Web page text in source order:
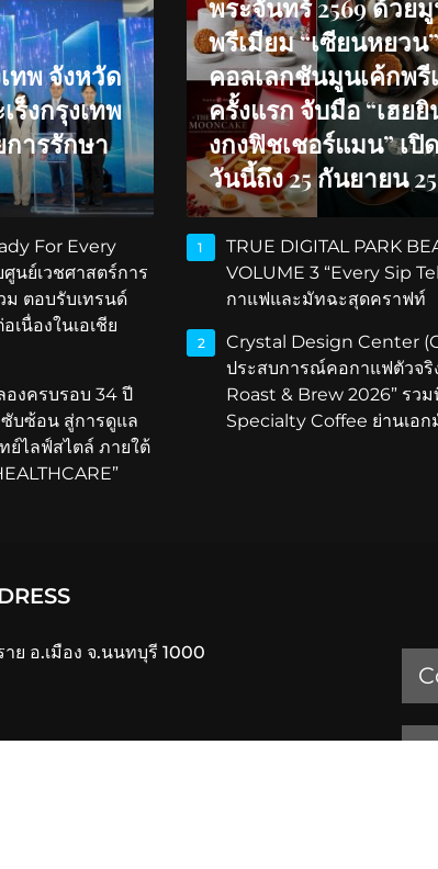
ทพ จังหวัด
ร็งกรุงเทพ
การรักษา
For Every
นย์เวชศาสตร์การ
ตอบรับเทรนด์
นื่องในเอเชีย
องครบรอบ 34 ปี
บซ้อน สู่การดูแล
ย์ไลฟ์สไตล์ ภายใต้
พระจันทร์ 2569 ด้วย
พรีเมียม “เซียนหยวน
คอลเลกชันมูนเค้กพรี
ครั้งแรก จับมือ “เฮยยิ
งกงฟิชเชอร์แมน” เปิ
วันนี้ถึง 25 กันยายน
1
TRUE DIGITAL PARK
VOLUME 3 “Every Sip
กาแฟและมัทฉะสุดคราฟท์
2
Crystal Design Center
ประสบการณ์คอกาแฟตัวจริ
Roast & Brew 2026” รว
Specialty Coffee ย่านเอ
ย อ.เมือง จ.นนทบุรี 1000